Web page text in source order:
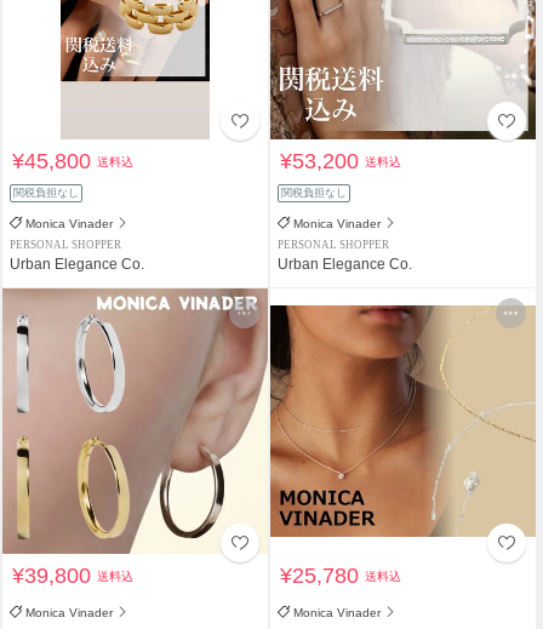
¥45,800送料込
関税負担なし
Monica Vinader
PERSONAL SHOPPER
Urban Elegance Co.
¥53,200送料込
関税負担なし
Monica Vinader
PERSONAL SHOPPER
Urban Elegance Co.
¥39,800送料込
Monica Vinader
¥25,780送料込
Monica Vinader